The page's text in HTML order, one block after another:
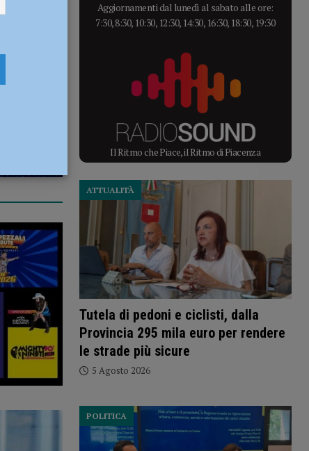
Aggiornamenti dal lunedì al sabato alle ore:
7:30, 8:30, 10:30, 12:30, 14:30, 16:30, 18:30, 19:30
Il Ritmo che Piace, il Ritmo di Piacenza
Tutela di pedoni e ciclisti, dalla
Provincia 295 mila euro per rendere
le strade più sicure
ATTUALITÀ
5 Agosto 2026
POLITICA